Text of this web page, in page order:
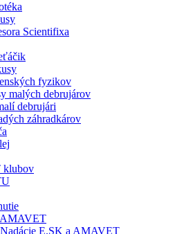
Scientifixa
fyzikov
malých debrujárov
debrujári
záhradkárov
klubov
AMAVET
E.SK a AMAVET